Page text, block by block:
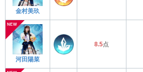
金村美玖
河田陽菜
8.5点